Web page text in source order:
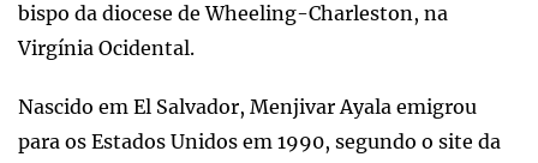
bispo da diocese de Wheeling-Charleston, na
Virgínia Ocidental.
Nascido em El Salvador, Menjivar Ayala emigrou
para os Estados Unidos em 1990, segundo o site da